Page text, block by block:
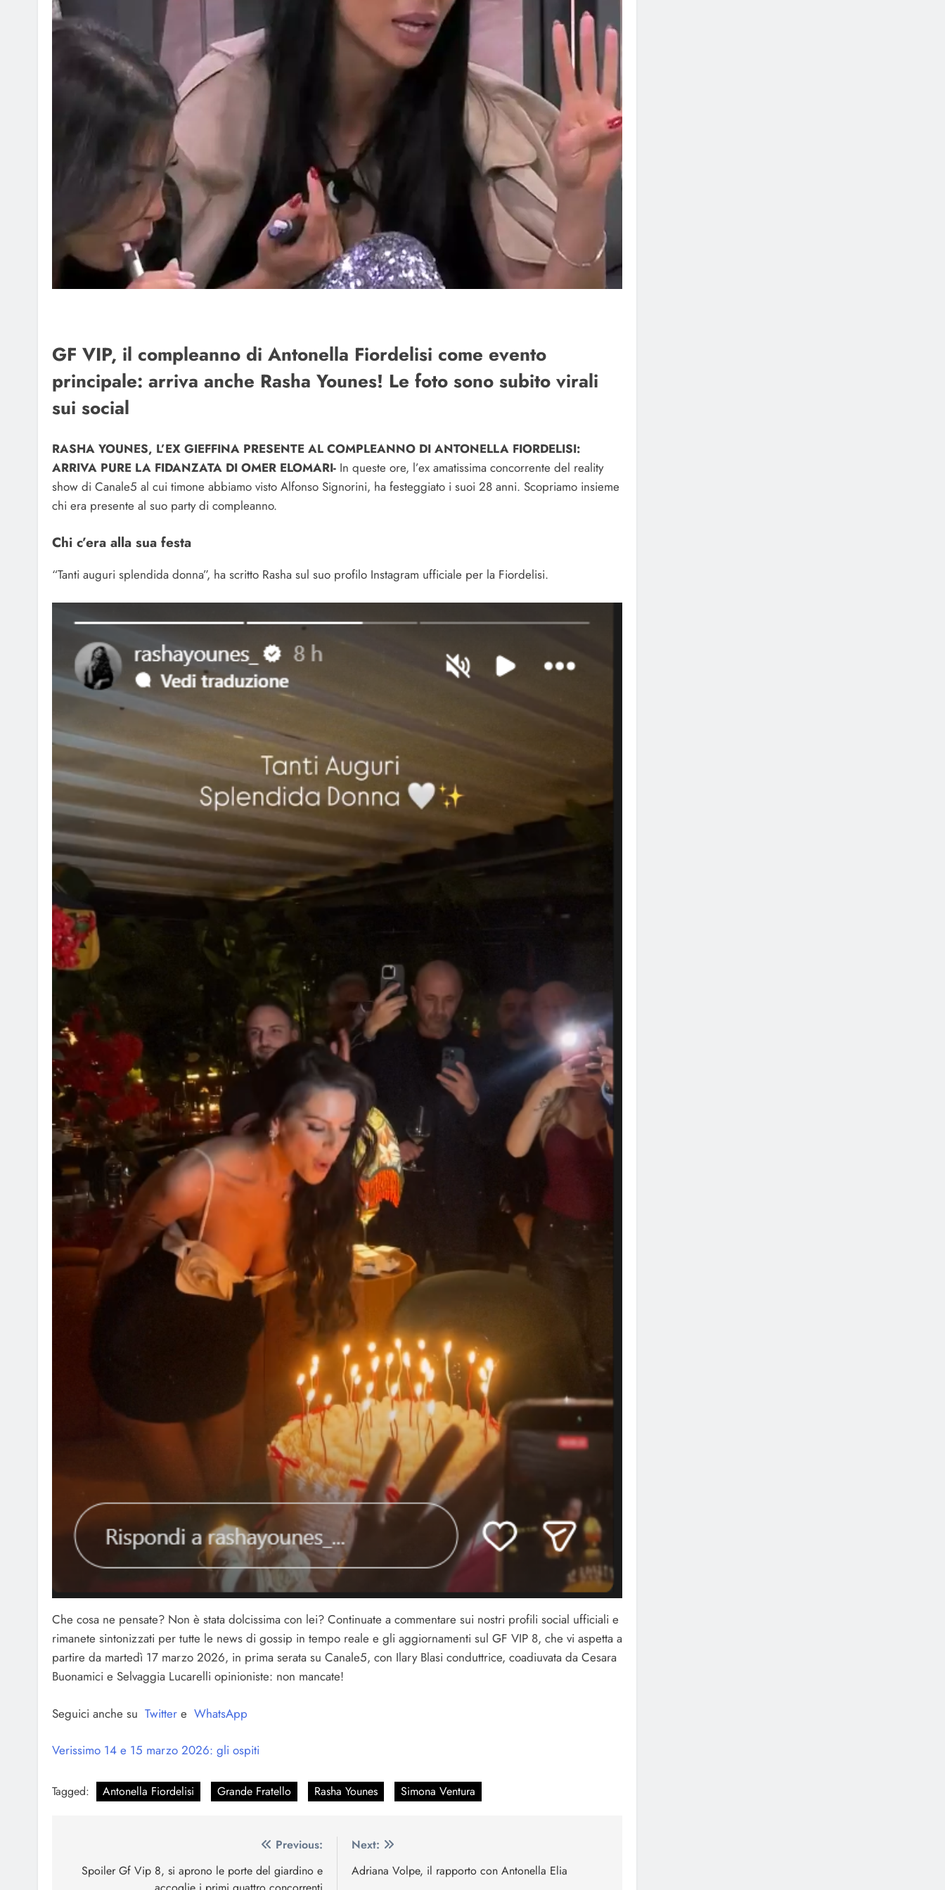
GF VIP, il compleanno di Antonella Fiordelisi come evento
principale: arriva anche Rasha Younes! Le foto sono subito virali
sui social
RASHA YOUNES, L’EX GIEFFINA PRESENTE AL COMPLEANNO DI ANTONELLA FIORDELISI:
ARRIVA PURE LA FIDANZATA DI OMER ELOMARI- In queste ore, l’ex amatissima concorrente del reality
show di Canale5 al cui timone abbiamo visto Alfonso Signorini, ha festeggiato i suoi 28 anni. Scopriamo insieme
chi era presente al suo party di compleanno.
Chi c’era alla sua festa
“Tanti auguri splendida donna”, ha scritto Rasha sul suo profilo Instagram ufficiale per la Fiordelisi.
Che cosa ne pensate? Non è stata dolcissima con lei? Continuate a commentare sui nostri profili social ufficiali e
rimanete sintonizzati per tutte le news di gossip in tempo reale e gli aggiornamenti sul GF VIP 8, che vi aspetta a
partire da martedì 17 marzo 2026, in prima serata su Canale5, con Ilary Blasi conduttrice, coadiuvata da Cesara
Buonamici e Selvaggia Lucarelli opinioniste: non mancate!
Seguici anche su Twitter e WhatsApp
Verissimo 14 e 15 marzo 2026: gli ospiti
Tagged: Antonella Fiordelisi Grande Fratello Rasha Younes Simona Ventura
articoli
Previous:
Spoiler Gf Vip 8, si aprono le porte del giardino e
Next:
Adriana Volpe, il rapporto con Antonella Elia